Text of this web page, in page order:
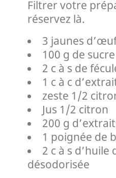
Filtrer votre
réservez là.
3 jaunes
100 g de sucre
2 c à s de
1 c à c
zeste 1/2
Jus 1/2 citron
200 g
1 poignée de
2 c à s d’huile
désodorisée